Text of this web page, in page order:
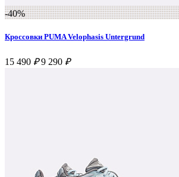
-40%
Кроссовки PUMA Velophasis Untergrund
15 490 ₽ 9 290 ₽